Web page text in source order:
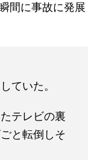
間に事故に発展
ていた。
テレビの裏
と転倒しそ